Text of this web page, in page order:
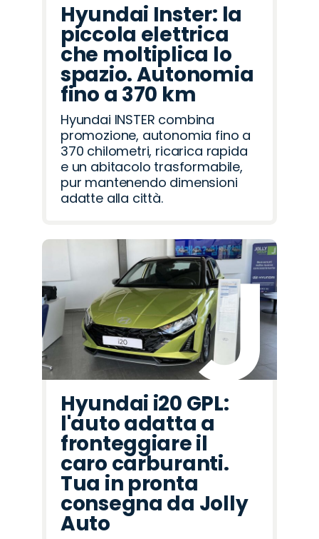
Hyundai Inster: la
piccola elettrica
che moltiplica lo
spazio. Autonomia
fino a 370 km
Hyundai INSTER combina
promozione, autonomia fino a
370 chilometri, ricarica rapida
e un abitacolo trasformabile,
pur mantenendo dimensioni
adatte alla città.
Hyundai i20 GPL:
l'auto adatta a
fronteggiare il
caro carburanti.
Tua in pronta
consegna da Jolly
Auto